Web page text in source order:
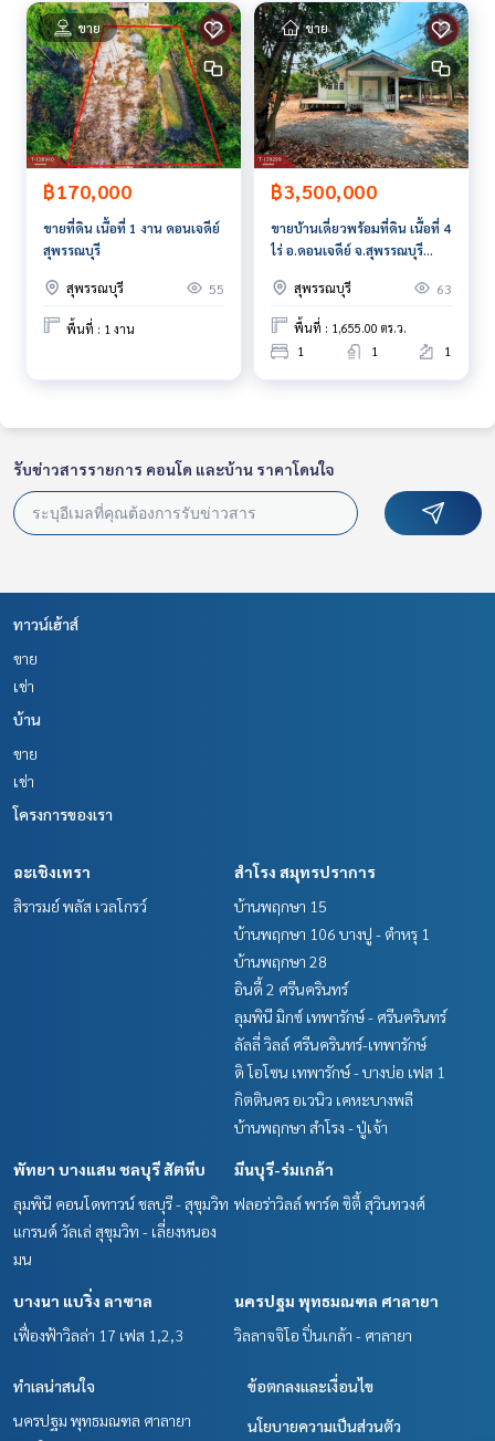
ขาย
฿170,000
ขายที่ดิน เนื้อที่ 1 งาน ดอนเจดีย์
สุพรรณบุรี
สุพรรณบุรี 55
พื้นที่ : 1 งาน
ขาย
฿3,500,000
ขายบ้านเดี่ยวพร้อมที่ดิน เนื้อที่ 4
ไร่ อ.ดอนเจดีย์ จ.สุพรรณบุรี
สุพรรณบุรี
63
พื้นที่ : 1,655.00 ตร.ว.
1 1 1
รับข่าวสารรายการ คอนโด และบ้าน ราคาโดนใจ
ทาวน์เฮ้าส์
ขาย
เช่า
บ้าน
ขาย
เช่า
โครงการของเรา
ฉะเชิงเทรา
สิรารมย์ พลัส เวลโกรว์
สำโรง สมุทรปราการ
บ้านพฤกษา 15
บ้านพฤกษา 106 บางปู - ตำหรุ 1
บ้านพฤกษา 28
อินดี้ 2 ศรีนครินทร์
ลุมพินี มิกซ์ เทพารักษ์ - ศรีนครินทร์
ลัลลี่ วิลล์ ศรีนครินทร์-เทพารักษ์
ดิ โอโซน เทพารักษ์ - บางบ่อ เฟส 1
กิตตินคร อเวนิว เคหะบางพลี
บ้านพฤกษา สำโรง - ปู่เจ้า
พัทยา บางแสน ชลบุรี สัตหีบ
ลุมพินี คอนโดทาวน์ ชลบุรี - สุขุมวิท
แกรนด์ วัลเล่ สุขุมวิท - เลี่ยงหนอง
มน
มีนบุรี-ร่มเกล้า
ฟลอร่าวิลล์ พาร์ค ซิตี้ สุวินทวงศ์
บางนา แบริ่ง ลาซาล
เฟื่องฟ้าวิลล่า 17 เฟส 1,2,3
นครปฐม พุทธมณฑล ศาลายา
วิลลาจจิโอ ปิ่นเกล้า - ศาลายา
ทำเลน่าสนใจ
นครปฐม พุทธมณฑล ศาลายา
ข้อตกลงและเงื่อนไข
นโยบายความเป็นส่วนตัว